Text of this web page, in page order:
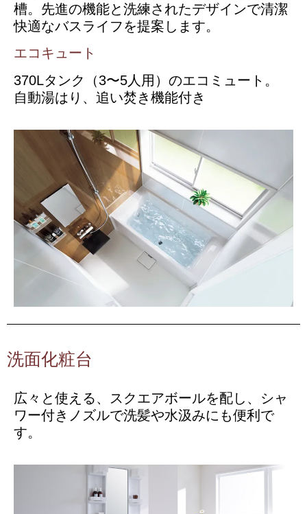
槽。先進の機能と洗練されたデザインで清潔
快適なバスライフを提案します。
エコキュート
370Lタンク（3〜5人用）のエコミュート。
自動湯はり、追い焚き機能付き
洗面化粧台
広々と使える、スクエアボールを配し、シャ
ワー付きノズルで洗髪や水汲みにも便利で
す。